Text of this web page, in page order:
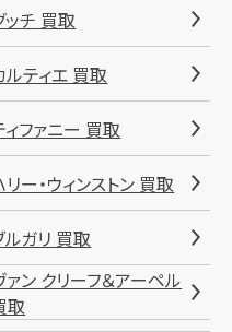
ッチ 買取
ルティエ 買取
ィファニー 買取
リー・ウィンストン 買取
ルガリ 買取
ァン クリーフ＆アーペル
取